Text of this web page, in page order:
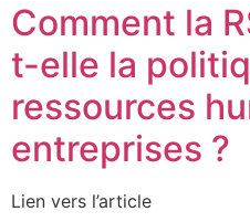
Comment la
t-elle la
ressources
entreprises ?
Lien vers l’article